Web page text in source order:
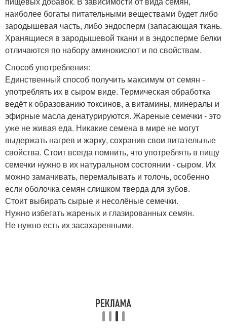
наиболее богаты питательными веществами будет либо
зародышевая часть, либо эндосперм (запасающая ткань.
Хранящиеся в зародышевой ткани и в эндосперме белки
отличаются по набору аминокислот и по свойствам.
Способ употребления:
Единственный способ получить максимум от семян -
употреблять их в сыром виде. Термическая обработка
ведёт к образованию токсинов, а витамины, минералы и
эфирные масла денатурируются. Жареные семечки - это
уже не живая еда. Никакие семена в мире не могут
выдержать нагрев и жарку, сохранив свои питательные
свойства. Стоит всегда помнить, что употреблять в пищу
семечки нужно в их натуральном состоянии - сыром. Их
можно замачивать, перемалывать и толочь, особенно
если оболочка семян слишком тверда для зубов.
Стоит выбирать сырые и несолёные семечки.
Нужно избегать жареных и глазированных семян.
Не нужно есть их засахаренными.